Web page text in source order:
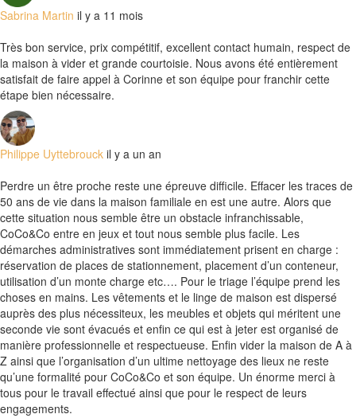
Sabrina Martin il y a 11 mois
Très bon service, prix compétitif, excellent contact humain, respect de
la maison à vider et grande courtoisie. Nous avons été entièrement
satisfait de faire appel à Corinne et son équipe pour franchir cette
étape bien nécessaire.
Philippe Uyttebrouck il y a un an
Perdre un être proche reste une épreuve difficile. Effacer les traces de
50 ans de vie dans la maison familiale en est une autre. Alors que
cette situation nous semble être un obstacle infranchissable,
CoCo&Co entre en jeux et tout nous semble plus facile. Les
démarches administratives sont immédiatement prisent en charge :
réservation de places de stationnement, placement d’un conteneur,
utilisation d’un monte charge etc…. Pour le triage l’équipe prend les
choses en mains. Les vêtements et le linge de maison est dispersé
auprès des plus nécessiteux, les meubles et objets qui méritent une
seconde vie sont évacués et enfin ce qui est à jeter est organisé de
manière professionnelle et respectueuse. Enfin vider la maison de A à
Z ainsi que l’organisation d’un ultime nettoyage des lieux ne reste
qu’une formalité pour CoCo&Co et son équipe. Un énorme merci à
tous pour le travail effectué ainsi que pour le respect de leurs
engagements.